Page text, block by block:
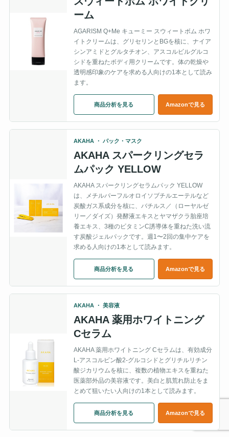
ーム
AGARISM Q+Me キューミー スウィートボム ホワ
イトクリームは、グリセリンとBGを核に、ナイア
シンアミドとグルタチオン、アスコルビルグルコ
シドを重ねたボディ用クリームです。体の乾燥や
透明感印象のケアを求める人向けの1本として読み
ます。
商品分析を見る Amazonで見る
AKAHA ・ パック・マスク
AKAHA スパークリングセラ
ムパック YELLOW
AKAHA スパークリングセラムパック YELLOW
は、メチルパーフルオロイソブチルエーテルなど
炭酸ガス系成分を核に、バチルス／（ローヤルゼ
リー／ダイズ）発酵液エキスとヤマザクラ胎座培
養エキス、3種のビタミンC誘導体を重ねた洗い流
す炭酸ジェルパックです。週1〜2回の集中ケアを
求める人向けの1本として読みます。
商品分析を見る Amazonで見る
AKAHA ・ 美容液
AKAHA 薬用ホワイトニング
Cセラム
AKAHA 薬用ホワイトニング Cセラムは、有効成分
L-アスコルビン酸2-グルコシドとグリチルリチン
酸ジカリウムを核に、複数の植物エキスを重ねた
医薬部外品の美容液です。美白と肌荒れ防止をま
とめて狙いたい人向けの1本として読みます。
商品分析を見る Amazonで見る